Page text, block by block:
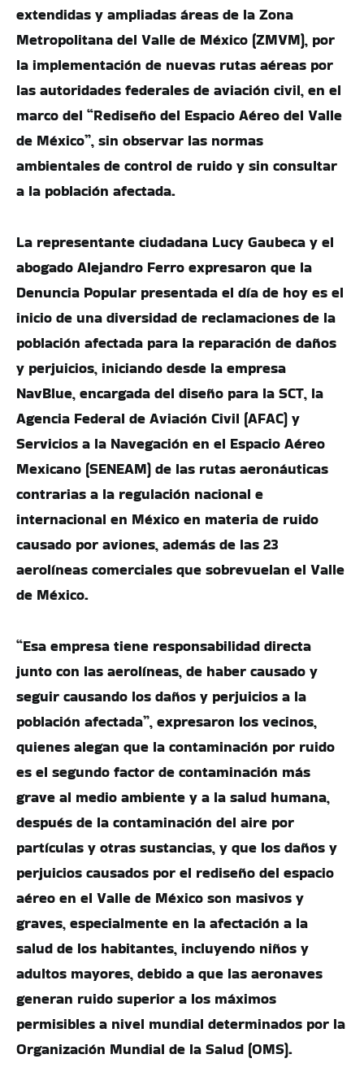
extendidas y ampliadas áreas de la Zona
Metropolitana del Valle de México (ZMVM), por
la implementación de nuevas rutas aéreas por
las autoridades federales de aviación civil, en el
marco del “Rediseño del Espacio Aéreo del Valle
de México”, sin observar las normas
ambientales de control de ruido y sin consultar
a la población afectada.
La representante ciudadana Lucy Gaubeca y el
abogado Alejandro Ferro expresaron que la
Denuncia Popular presentada el día de hoy es el
inicio de una diversidad de reclamaciones de la
población afectada para la reparación de daños
y perjuicios, iniciando desde la empresa
NavBlue, encargada del diseño para la SCT, la
Agencia Federal de Aviación Civil (AFAC) y
Servicios a la Navegación en el Espacio Aéreo
Mexicano (SENEAM) de las rutas aeronáuticas
contrarias a la regulación nacional e
internacional en México en materia de ruido
causado por aviones, además de las 23
aerolíneas comerciales que sobrevuelan el Valle
de México.
“Esa empresa tiene responsabilidad directa
junto con las aerolíneas, de haber causado y
seguir causando los daños y perjuicios a la
población afectada”, expresaron los vecinos,
quienes alegan que la contaminación por ruido
es el segundo factor de contaminación más
grave al medio ambiente y a la salud humana,
después de la contaminación del aire por
partículas y otras sustancias, y que los daños y
perjuicios causados por el rediseño del espacio
aéreo en el Valle de México son masivos y
graves, especialmente en la afectación a la
salud de los habitantes, incluyendo niños y
adultos mayores, debido a que las aeronaves
generan ruido superior a los máximos
permisibles a nivel mundial determinados por la
Organización Mundial de la Salud (OMS).